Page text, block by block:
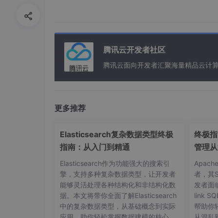
=============此处开始转入
首先我们假设输入文本是所学课本
层神经网络则是我们的大脑，而每
单的解码模型中，可以考虑成是考
的做法，学霸则不需要翻书，他们
腾讯云开发者社区
腾讯云面向开发者汇聚海量精品云计
更多推荐
Elasticsearch复杂数据类型终极
指南：从入门到精通
Elasticsearch作为功能强大的搜索引
擎，支持多种复杂数据类型，让开发者
能够灵活处理各种结构化和非结构化数
据。本文将带你全面了解Elasticsearch
中的复杂数据类型，从基础概念到实际
终极
管理
者，其
发者面
link
帮助你